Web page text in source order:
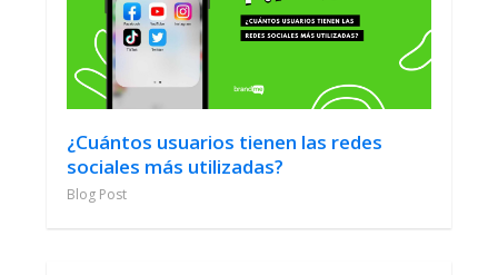
¿Cuántos usuarios tienen las redes
sociales más utilizadas?
Blog Post